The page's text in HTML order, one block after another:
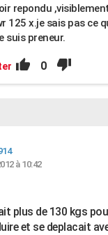
repondu
125 x.je sais pas ce
suis preneur.
0
à 10:42
plus de 130 kgs
et se deplacait